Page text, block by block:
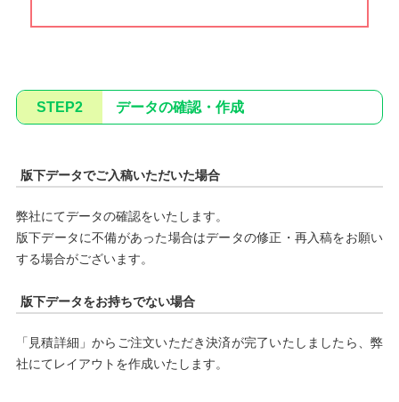
STEP2 データの確認・作成
版下データでご入稿いただいた場合
弊社にてデータの確認をいたします。
版下データに不備があった場合はデータの修正・再入稿をお願い
する場合がございます。
版下データをお持ちでない場合
「見積詳細」からご注文いただき決済が完了いたしましたら、弊
社にてレイアウトを作成いたします。